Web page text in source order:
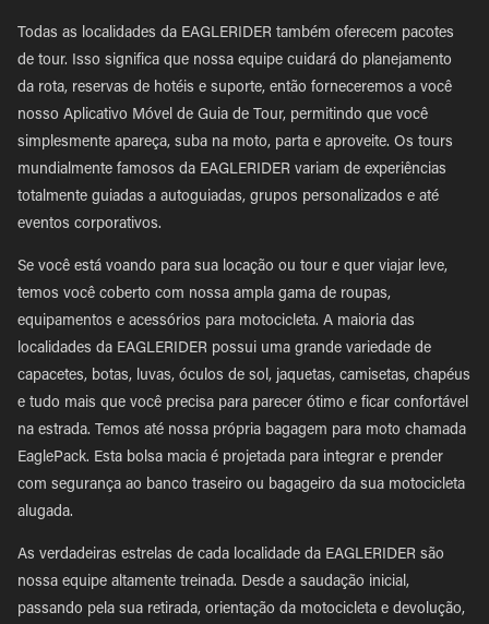
Todas as localidades da EAGLERIDER também oferecem pacotes
de tour. Isso significa que nossa equipe cuidará do planejamento
da rota, reservas de hotéis e suporte, então forneceremos a você
nosso Aplicativo Móvel de Guia de Tour, permitindo que você
simplesmente apareça, suba na moto, parta e aproveite. Os tours
mundialmente famosos da EAGLERIDER variam de experiências
totalmente guiadas a autoguiadas, grupos personalizados e até
eventos corporativos.
Se você está voando para sua locação ou tour e quer viajar leve,
temos você coberto com nossa ampla gama de roupas,
equipamentos e acessórios para motocicleta. A maioria das
localidades da EAGLERIDER possui uma grande variedade de
capacetes, botas, luvas, óculos de sol, jaquetas, camisetas, chapéus
e tudo mais que você precisa para parecer ótimo e ficar confortável
na estrada. Temos até nossa própria bagagem para moto chamada
EaglePack. Esta bolsa macia é projetada para integrar e prender
com segurança ao banco traseiro ou bagageiro da sua motocicleta
alugada.
As verdadeiras estrelas de cada localidade da EAGLERIDER são
nossa equipe altamente treinada. Desde a saudação inicial,
passando pela sua retirada, orientação da motocicleta e devolução,